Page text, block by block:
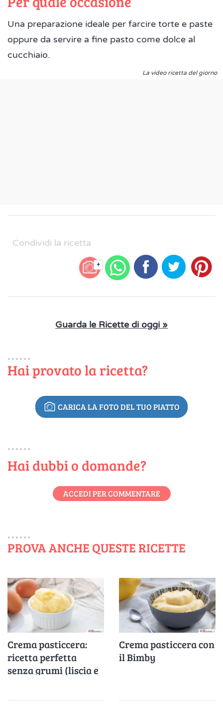
Una preparazione ideale per farcire torte e paste
oppure da servire a fine pasto come dolce al
cucchiaio.
La video ricetta del giorno
Condividi la ricetta
+
Guarda le Ricette di oggi »
Hai provato la ricetta?
CARICA LA FOTO DEL TUO PIATTO
Hai dubbi o domande?
ACCEDI PER COMMENTARE
PROVA ANCHE QUESTE RICETTE
Crema pasticcera:
ricetta perfetta
senza grumi (liscia e
Crema pasticcera con
il Bimby